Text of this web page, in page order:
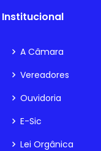
Institucional
A Câmara
Vereadores
Ouvidoria
E-Sic
Lei Orgânica